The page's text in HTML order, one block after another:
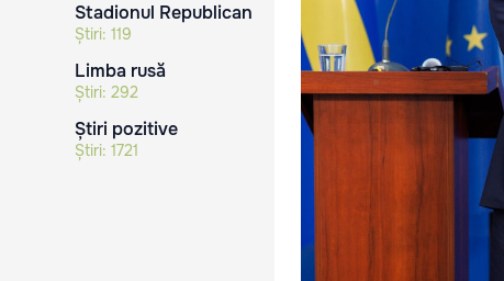
Stadionul Republican
Știri: 119
Limba rusă
Știri: 292
Știri pozitive
Știri: 1721